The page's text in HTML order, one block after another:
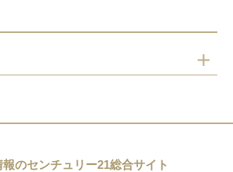
のセンチュリー21総合サイト